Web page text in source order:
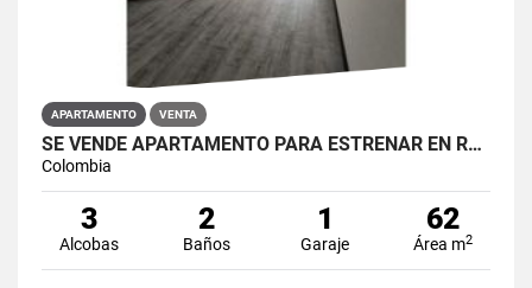
APARTAMENTO VENTA
SE VENDE APARTAMENTO PARA ESTRENAR EN RESTREPO ANTONIO NARIÑO
Colombia
3
Alcobas
2
Baños
1
Garaje
62
Área m2